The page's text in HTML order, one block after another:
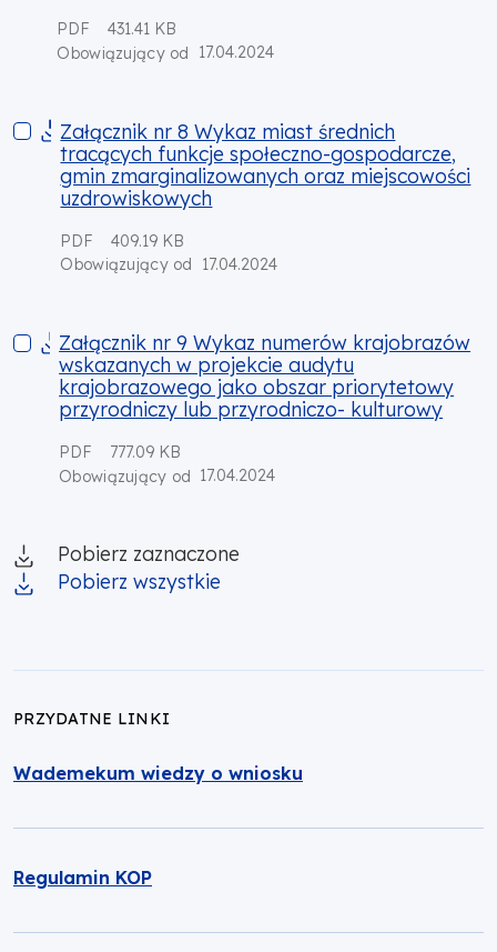
PDF
431.41 KB
Obowiązujący od
17.04.2024
Załącznik nr 8 Wykaz miast średnich tracących funkcje
Załącznik nr 8 Wykaz miast średnich
tracących funkcje społeczno-gospodarcze,
gmin zmarginalizowanych oraz miejscowości
uzdrowiskowych
PDF
409.19 KB
Obowiązujący od
17.04.2024
Załącznik nr 9 Wykaz numerów krajobrazów wskazanych
Załącznik nr 9 Wykaz numerów krajobrazów
wskazanych w projekcie audytu
krajobrazowego jako obszar priorytetowy
przyrodniczy lub przyrodniczo- kulturowy
PDF
777.09 KB
Obowiązujący od 17.04.2024
Pobierz zaznaczone
Pobierz wszystkie
PRZYDATNE LINKI
Wademekum wiedzy o wniosku
Regulamin KOP